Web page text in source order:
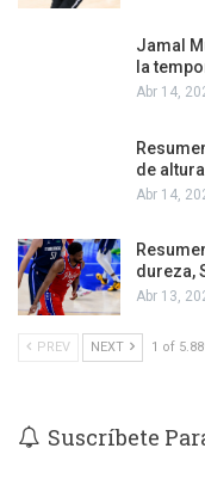
Jamal
la
Abr 14,
de altura
Abr 14,
dureza,
Abr 13,
PREV NEXT 1 of
Suscríbete